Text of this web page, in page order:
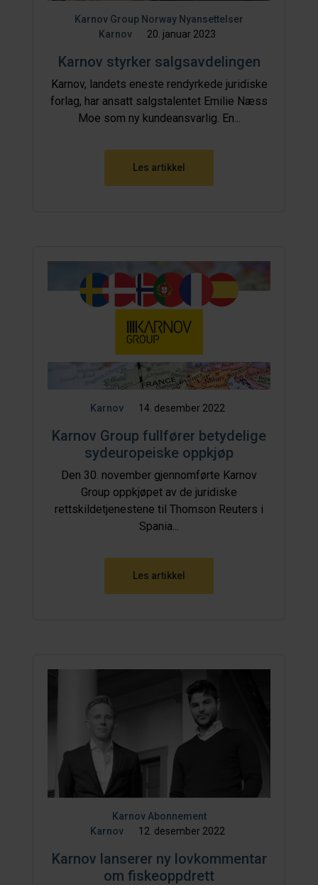
Karnov Group Norway Nyansettelser
Karnov
20. januar 2023
Karnov styrker salgsavdelingen
Karnov, landets eneste rendyrkede juridiske
forlag, har ansatt salgstalentet Emilie Næss
Moe som ny kundeansvarlig. En...
Les artikkel
Karnov 14. desember 2022
Karnov Group fullfører betydelige
sydeuropeiske oppkjøp
Den 30. november gjennomførte Karnov
Group oppkjøpet av de juridiske
rettskildetjenestene til Thomson Reuters i
Spania...
Les artikkel
Karnov Abonnement
Karnov
12. desember 2022
Karnov lanserer ny lovkommentar
om fiskeoppdrett